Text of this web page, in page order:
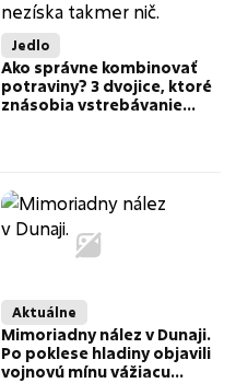
Jedlo
Ako správne kombinovať
potraviny? 3 dvojice, ktoré
znásobia vstrebávanie
Aktuálne
Mimoriadny nález v Dunaji.
Po poklese hladiny objavili
vojnovú mínu vážiacu